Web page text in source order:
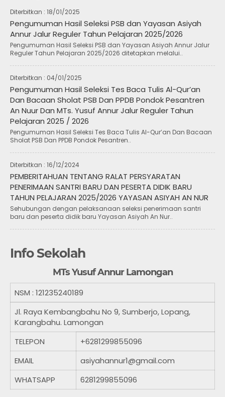
Diterbitkan : 18/01/2025
Pengumuman Hasil Seleksi PSB dan Yayasan Asiyah
Annur Jalur Reguler Tahun Pelajaran 2025/2026
Pengumuman Hasil Seleksi PSB dan Yayasan Asiyah Annur Jalur
Reguler Tahun Pelajaran 2025/2026 ditetapkan melalui..
Diterbitkan : 04/01/2025
Pengumuman Hasil Seleksi Tes Baca Tulis Al-Qur’an
Dan Bacaan Sholat PSB Dan PPDB Pondok Pesantren
An Nuur Dan MTs. Yusuf Annur Jalur Reguler Tahun
Pelajaran 2025 / 2026
Pengumuman Hasil Seleksi Tes Baca Tulis Al-Qur’an Dan Bacaan
Sholat PSB Dan PPDB Pondok Pesantren..
Diterbitkan : 16/12/2024
PEMBERITAHUAN TENTANG RALAT PERSYARATAN
PENERIMAAN SANTRI BARU DAN PESERTA DIDIK BARU
TAHUN PELAJARAN 2025/2026 YAYASAN ASIYAH AN NUR
Sehubungan dengan pelaksanaan seleksi penerimaan santri
baru dan peserta didik baru Yayasan Asiyah An Nur..
Info Sekolah
MTs Yusuf Annur Lamongan
NSM : 121235240189
Jl. Raya Kembangbahu No 9, Sumberjo, Lopang,
Karangbahu. Lamongan
TELEPON
+6281299855096
EMAIL
asiyahannur1@gmail.com
WHATSAPP
6281299855096